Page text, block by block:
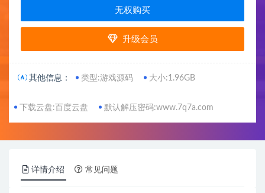
无权购买
升级会员
其他信息： 类型:游戏源码 大小:1.96GB
下载云盘:百度云盘 默认解压密码:www.7q7a.com
详情介绍 常见问题